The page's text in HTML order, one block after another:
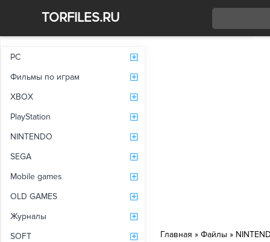
TORFILES.RU
PC
Фильмы по играм
XBOX
PlayStation
NINTENDO
SEGA
Mobile games
OLD GAMES
Журналы
SOFT
Главная » Файлы »